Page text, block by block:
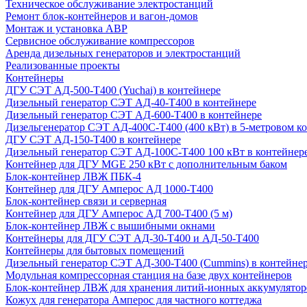
Техническое обслуживание электростанций
Ремонт блок-контейнеров и вагон-домов
Монтаж и установка АВР
Сервисное обслуживание компрессоров
Аренда дизельных генераторов и электростанций
Реализованные проекты
Контейнеры
ДГУ СЭТ АД-500-Т400 (Yuchai) в контейнере
Дизельный генератор СЭТ АД-40-Т400 в контейнере
Дизельный генератор СЭТ АД-600-Т400 в контейнере
Дизельгенератор СЭТ АД-400С-Т400 (400 кВт) в 5-метровом
ДГУ СЭТ АД-150-Т400 в контейнере
Дизельный генератор СЭТ АД-100С-Т400 100 кВт в
Контейнер для ДГУ MGE 250 кВт с дополнительным баком
Блок-контейнер ЛВЖ ПБК-4
Контейнер для ДГУ Амперос АД 1000-Т400
Блок-контейнер связи и серверная
Контейнер для ДГУ Амперос АД 700-Т400 (5 м)
Блок-контейнер ЛВЖ с вышибными окнами
Контейнеры для ДГУ СЭТ АД-30-Т400 и АД-50-Т400
Контейнеры для бытовых помещений
Дизельный генератор СЭТ АД-300-Т400 (Cummins) в
Модульная компрессорная станция на базе двух контейнеров
Блок-контейнер ЛВЖ для хранения литий-ионных
Кожух для генератора Амперос для частного коттеджа